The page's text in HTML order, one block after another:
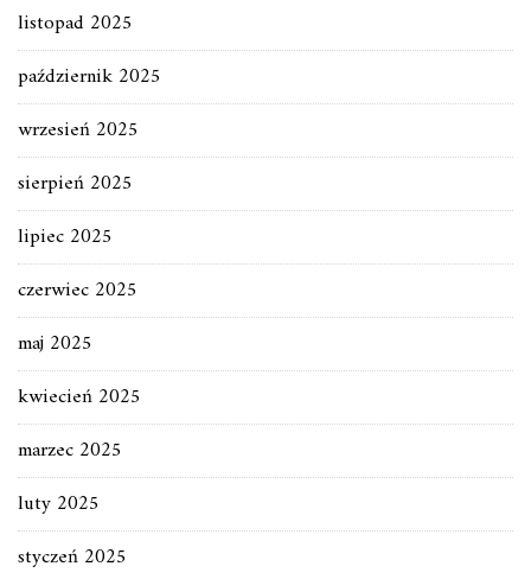
listopad 2025
październik 2025
wrzesień 2025
sierpień 2025
lipiec 2025
czerwiec 2025
maj 2025
kwiecień 2025
marzec 2025
luty 2025
styczeń 2025